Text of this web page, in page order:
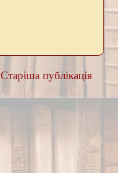
Старіша публікація